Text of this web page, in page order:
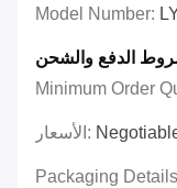
Model Number:
الدفع والشحن
Minimum Order
الأسعار:
Packaging